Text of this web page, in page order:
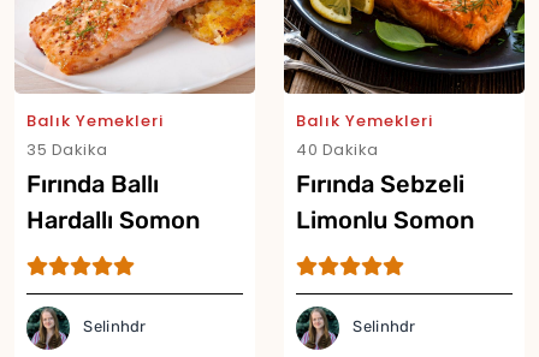
Balık Yemekleri
35 Dakika
Fırında Ballı
Hardallı Somon
Tarifi
Selinhdr
Balık Yemekleri
40 Dakika
Fırında Sebzeli
Limonlu Somon
Tarifi
Selinhdr